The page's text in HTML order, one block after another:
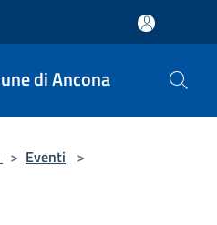
di Ancona
> Eventi >